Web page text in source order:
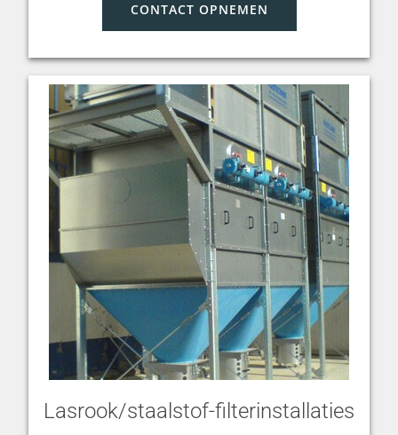
CONTACT OPNEMEN
Lasrook/staalstof-filterinstallaties